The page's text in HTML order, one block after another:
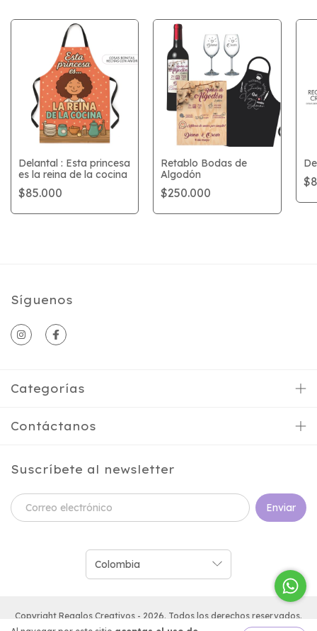
Delantal : Esta princesa
es la reina de la cocina
$85.000
Retablo Bodas de
Algodón
$250.000
Síguenos
Categorías
Contáctanos
Suscríbete al newsletter
Copyright Regalos Creativos - 2026. Todos los derechos reservados.